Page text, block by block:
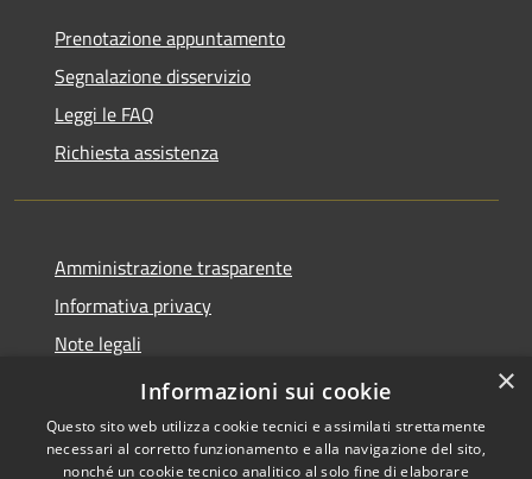
Prenotazione appuntamento
Segnalazione disservizio
Leggi le FAQ
Richiesta assistenza
Amministrazione trasparente
Informativa privacy
Note legali
Dichiarazione di accessibilità
×
Informazioni sui cookie
Questo sito web utilizza cookie tecnici e assimilati strettamente
necessari al corretto funzionamento e alla navigazione del sito,
nonché un cookie tecnico analitico al solo fine di elaborare